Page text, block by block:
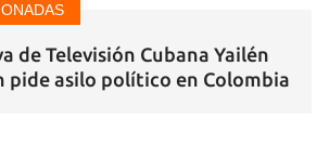
de Televisión Cubana Yailén
pide asilo político en Colombia